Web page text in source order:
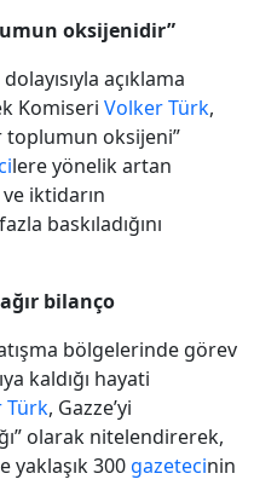
oksijenidir”
açıklama
Komiseri Volker Türk,
toplumun oksijeni”
lere yönelik artan
iktidarın
baskıladığını
bilanço
bölgelerinde görev
kaldığı hayati
Türk, Gazze’yi
olarak nitelendirerek,
yaklaşık 300 gazetecinin